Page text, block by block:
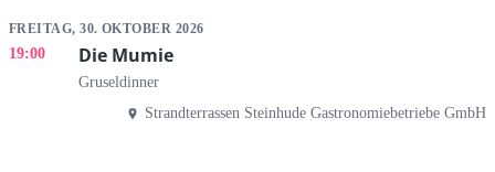
FREITAG, 30. OKTOBER 2026
19:00 Die Mumie
Gruseldinner
Strandterrassen Steinhude Gastronomiebetriebe GmbH